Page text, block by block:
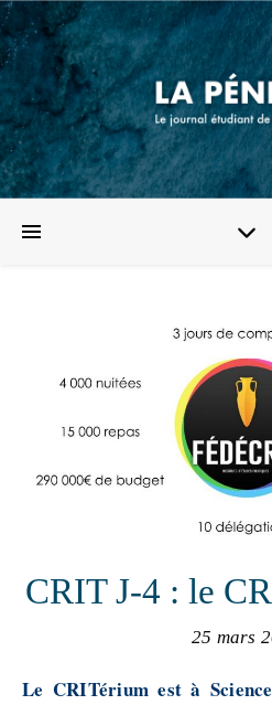
CRIT J-4 : le
25 mars
Le CRITérium est à Sciences Po, ce que les moins